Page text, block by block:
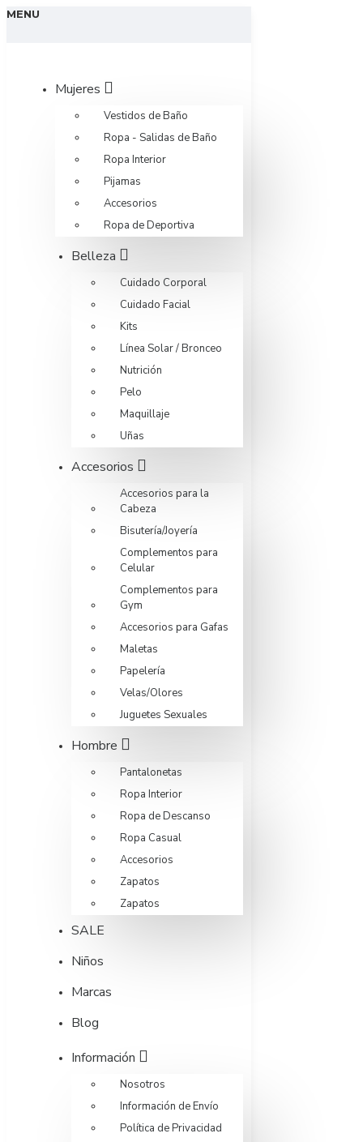
MENU
Mujeres
Vestidos de Baño
Ropa - Salidas de Baño
Ropa Interior
Pijamas
Accesorios
Ropa de Deportiva
Belleza
Cuidado Corporal
Cuidado Facial
Kits
Línea Solar / Bronceo
Nutrición
Pelo
Maquillaje
Uñas
Accesorios
Accesorios para la
Cabeza
Bisutería/Joyería
Complementos para
Celular
Complementos para
Gym
Accesorios para Gafas
Maletas
Papelería
Velas/Olores
Juguetes Sexuales
Hombre
Pantalonetas
Ropa Interior
Ropa de Descanso
Ropa Casual
Accesorios
Zapatos
Zapatos
SALE
Niños
Marcas
Blog
Información
Nosotros
Información de Envío
Política de Privacidad